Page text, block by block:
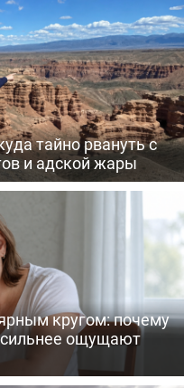
тайно рвануть с
и адской жары
кругом: почему
ощущают